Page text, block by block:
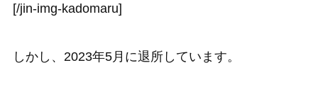
[/jin-img-kadomaru]
しかし、2023年5月に退所しています。